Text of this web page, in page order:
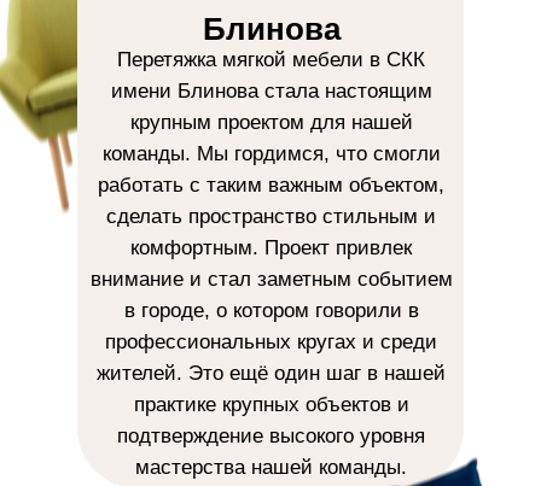
Блинова
Перетяжка мягкой мебели в СКК
имени Блинова стала настоящим
крупным проектом для нашей
команды. Мы гордимся, что смогли
работать с таким важным объектом,
сделать пространство стильным и
комфортным. Проект привлек
внимание и стал заметным событием
в городе, о котором говорили в
профессиональных кругах и среди
жителей. Это ещё один шаг в нашей
практике крупных объектов и
подтверждение высокого уровня
мастерства нашей команды.